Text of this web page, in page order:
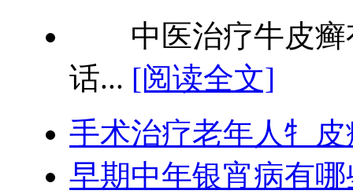
中医治疗牛皮癣
话... [阅读全文]
手术治疗老年人牜
早期中年银宵病有